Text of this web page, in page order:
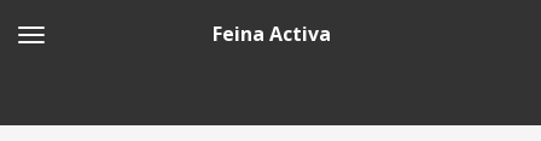
Feina Activa